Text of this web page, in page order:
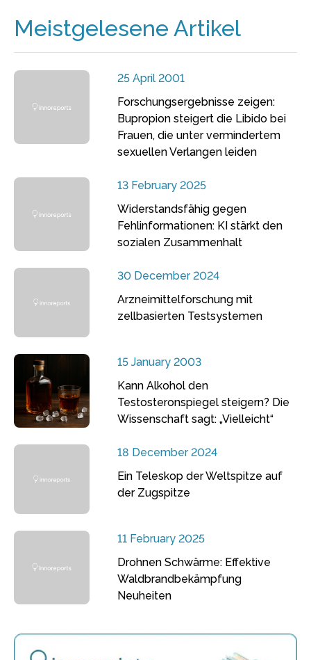
Meistgelesene Artikel
25 April 2001
Forschungsergebnisse zeigen:
Bupropion steigert die Libido bei
Frauen, die unter vermindertem
sexuellen Verlangen leiden
13 February 2025
Widerstandsfähig gegen
Fehlinformationen: KI stärkt den
sozialen Zusammenhalt
30 December 2024
Arzneimittelforschung mit
zellbasierten Testsystemen
15 January 2003
Kann Alkohol den
Testosteronspiegel steigern? Die
Wissenschaft sagt: „Vielleicht“
18 December 2024
Ein Teleskop der Weltspitze auf
der Zugspitze
11 February 2025
Drohnen Schwärme: Effektive
Waldbrandbekämpfung
Neuheiten